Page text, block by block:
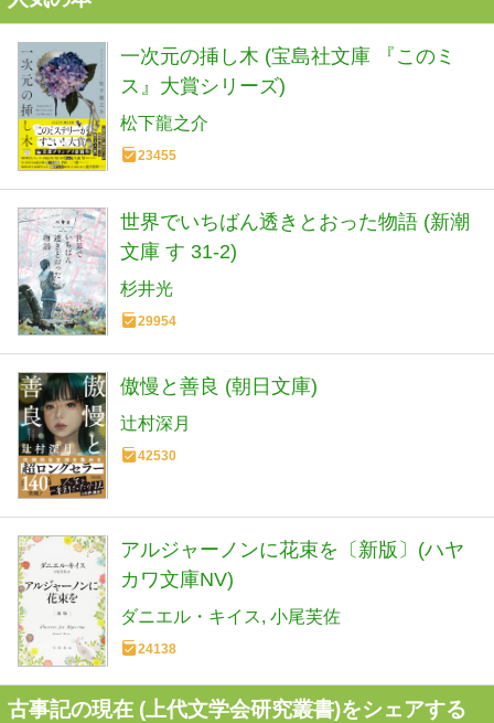
一次元の挿し木 (宝島社文庫 『このミ
ス』大賞シリーズ)
松下龍之介
23455
世界でいちばん透きとおった物語 (新潮
文庫 す 31-2)
杉井光
29954
傲慢と善良 (朝日文庫)
辻村深月
42530
アルジャーノンに花束を〔新版〕(ハヤ
カワ文庫NV)
ダニエル・キイス 小尾芙佐
24138
古事記の現在 (上代文学会研究叢書)をシェアする